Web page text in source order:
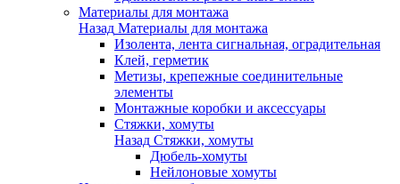
Материалы для монтажа
Назад Материалы для монтажа
Изолента, лента сигнальная, оградительная
Клей, герметик
Метизы, крепежные соединительные
элементы
Монтажные коробки и аксессуары
Стяжки, хомуты
Назад Стяжки, хомуты
Дюбель-хомуты
Нейлоновые хомуты